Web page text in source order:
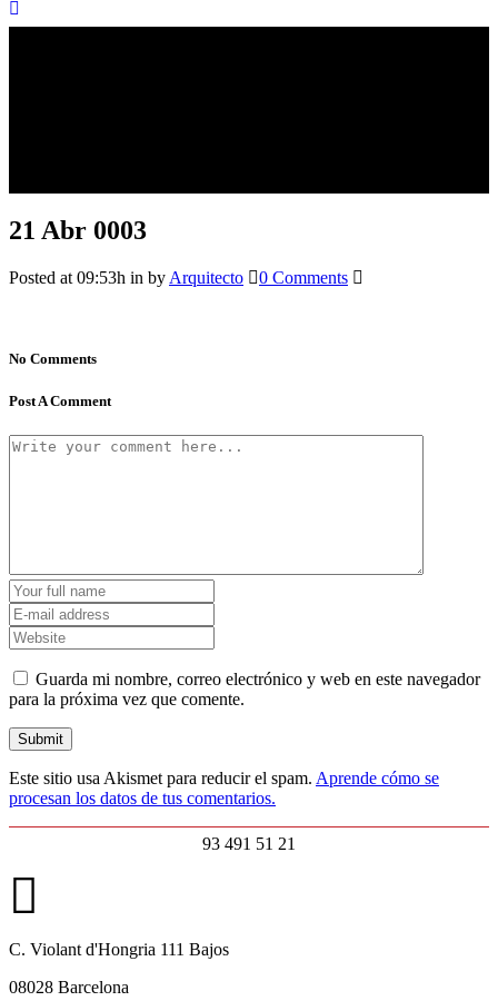
21 Abr 0003
Posted at 09:53h in by Arquitecto 0 Comments
No Comments
Post A Comment
Guarda mi nombre, correo electrónico y web en este navegador
para la próxima vez que comente.
Este sitio usa Akismet para reducir el spam. Aprende cómo se
procesan los datos de tus comentarios.
93 491 51 21
C. Violant d'Hongria 111 Bajos
08028 Barcelona